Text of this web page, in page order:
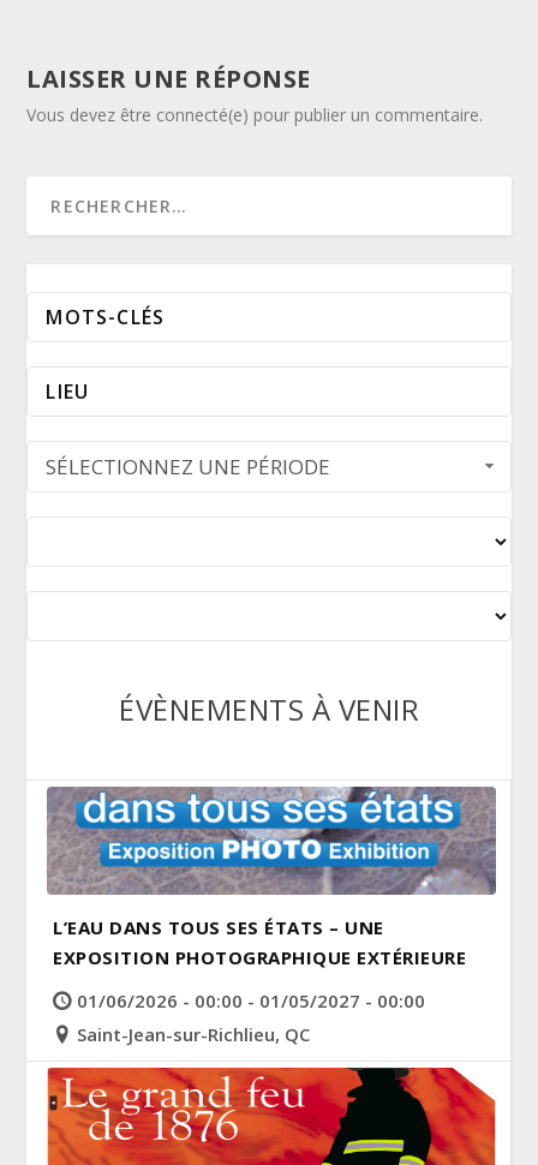
LAISSER UNE RÉPONSE
Vous devez être connecté(e) pour publier un commentaire.
SÉLECTIONNEZ UNE PÉRIODE
ÉVÈNEMENTS À VENIR
L’EAU DANS TOUS SES ÉTATS – UNE
EXPOSITION PHOTOGRAPHIQUE EXTÉRIEURE
01/06/2026 - 00:00 - 01/05/2027 - 00:00
Saint-Jean-sur-Richlieu, QC